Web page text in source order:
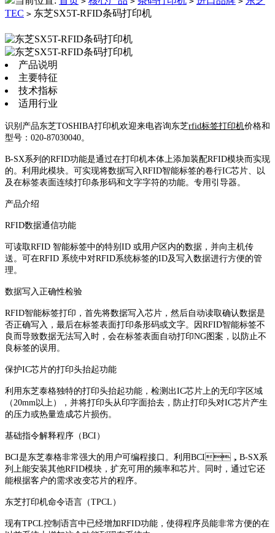
TEC > 东芝SX5T-RFID条码打印机
产品说明
主要特征
技术指标
适用行业
识别产品东芝TOSHIBA打印机欢迎来电咨询东芝rfid标签打印机价格和
型号：020-87030040。
B-SX系列的RFID功能是通过在打印机本体上添加装配RFID模块而实现
的。利用此模块。可实现将数据写入RFID智能标签的卷行IC芯片、以
及在标签表面连续打印条形码和文字字符的功能。专用引导器。
产品介绍
RFID数据通信功能
可读取RFID 智能标签中的特别ID 或用户区内的数据，并向主机传
送。可在RFID 系统中对RFID系统标签的ID及写入数据进行方便的管
理。
数据写入正确性检验
RFID智能标签打印，首先将数据写入芯片，然后自动读取确认数据是
否正确写入，最后在标签表面打印条形码或文字。因RFID智能标签不
良而导致数据无法写入时，会在标签表面自动打印NG图案，以防止不
良标签的误用。
保护IC芯片的打印头抬起功能
利用东芝泰格独特的打印头抬起功能，检测出IC芯片上的无印字区域
（20mm以上），并将打印头从印字面抬去，防止打印头对IC芯片产生
的压力或热量造成芯片损伤。
基础指令解释程序（BCI）
BCI是东芝泰格非常强大的用户可编程接口。利用BCI，B-SX系
列上能安装其他RFID模块，扩充可用的频率和芯片。同时，通过它还
能根据客户的需求改变芯片的程序。
东芝打印机命令语言（TPCL）
现有TPCL控制语言中已经增加RFID功能，使得程序员能非常方便的在